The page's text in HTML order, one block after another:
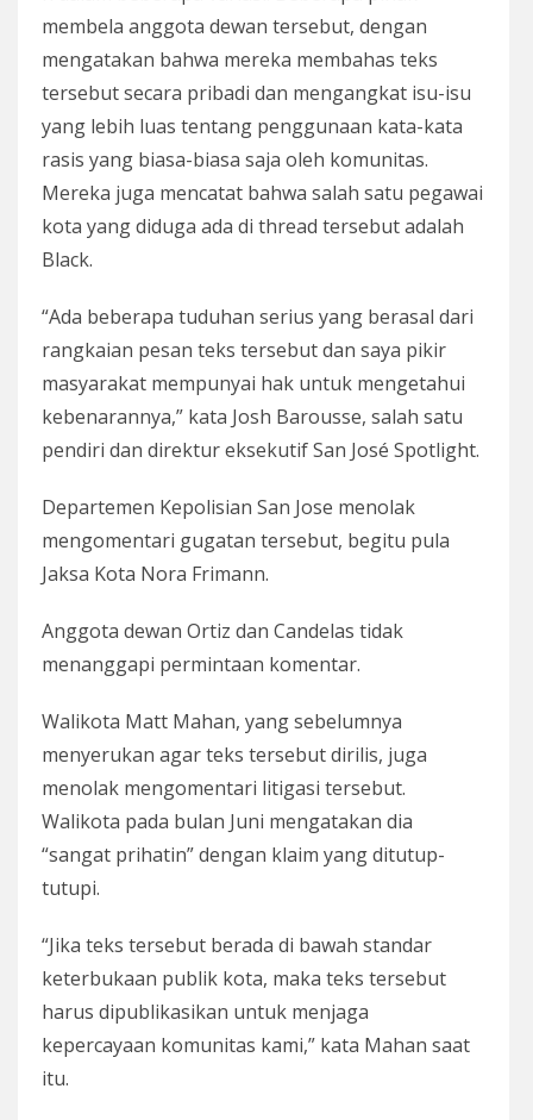
membela anggota dewan tersebut, dengan
mengatakan bahwa mereka membahas teks
tersebut secara pribadi dan mengangkat isu-isu
yang lebih luas tentang penggunaan kata-kata
rasis yang biasa-biasa saja oleh komunitas.
Mereka juga mencatat bahwa salah satu pegawai
kota yang diduga ada di thread tersebut adalah
Black.
“Ada beberapa tuduhan serius yang berasal dari
rangkaian pesan teks tersebut dan saya pikir
masyarakat mempunyai hak untuk mengetahui
kebenarannya,” kata Josh Barousse, salah satu
pendiri dan direktur eksekutif San José Spotlight.
Departemen Kepolisian San Jose menolak
mengomentari gugatan tersebut, begitu pula
Jaksa Kota Nora Frimann.
Anggota dewan Ortiz dan Candelas tidak
menanggapi permintaan komentar.
Walikota Matt Mahan, yang sebelumnya
menyerukan agar teks tersebut dirilis, juga
menolak mengomentari litigasi tersebut.
Walikota pada bulan Juni mengatakan dia
“sangat prihatin” dengan klaim yang ditutup-
tutupi.
“Jika teks tersebut berada di bawah standar
keterbukaan publik kota, maka teks tersebut
harus dipublikasikan untuk menjaga
kepercayaan komunitas kami,” kata Mahan saat
itu.